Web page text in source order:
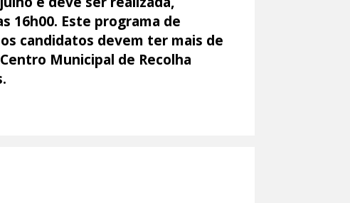
16h00. Este programa de
candidatos devem ter mais de
Municipal de Recolha